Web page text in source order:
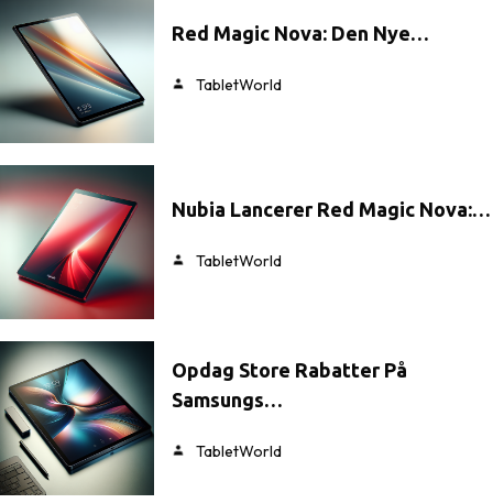
Red Magic Nova: Den Nye…
TabletWorld
Nubia Lancerer Red Magic Nova:…
TabletWorld
Opdag Store Rabatter På
Samsungs…
TabletWorld